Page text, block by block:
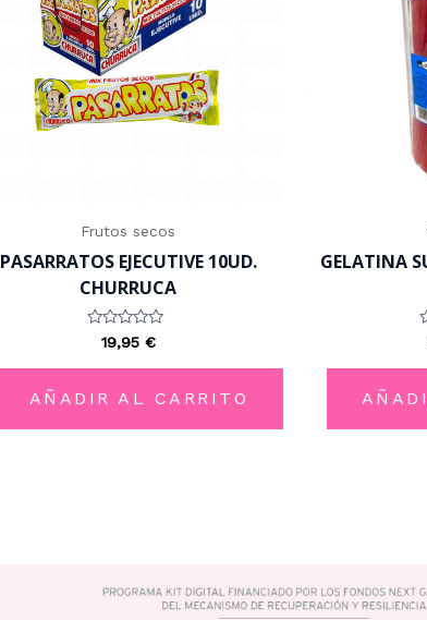
Frutos secos
PASARRATOS EJECUTIVE 10UD.
CHURRUCA
Valorado
con
0
5
19,95 €
AÑADIR AL CARRITO
GELATINA
0
5